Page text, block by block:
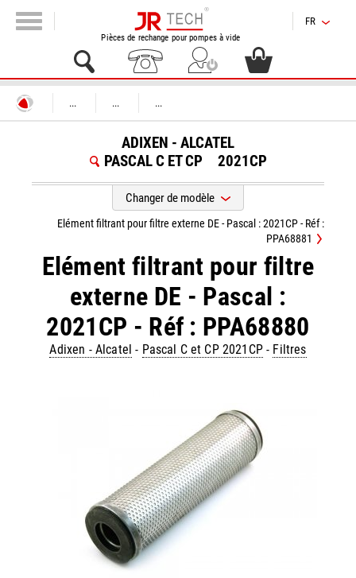
Pièces de rechange pour pompes à vide
FR
... ... ...
ADIXEN - ALCATEL
PASCAL C ET CP
2021CP
Changer de modèle
Elément filtrant pour filtre
externe DE - Pascal :
2021CP - Réf : PPA68880
Adixen - Alcatel - Pascal C et CP 2021CP- Filtres
Elément filtrant pour filtre externe DE - Pascal : 2021CP - Réf :
PPA68881